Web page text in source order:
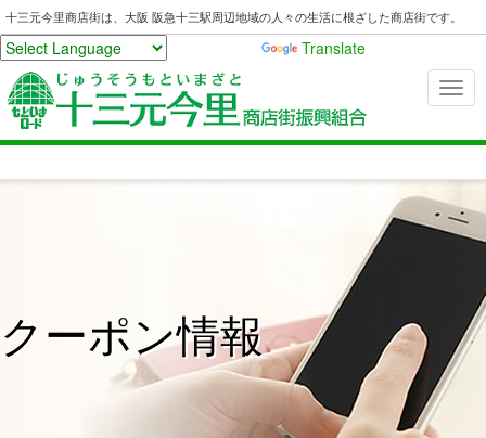
十三元今里商店街は、大阪 阪急十三駅周辺地域の人々の生活に根ざした商店街です。
Translate
クーポン情報